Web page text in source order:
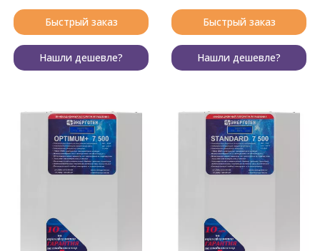
Быстрый заказ
Нашли дешевле?
Быстрый заказ
Нашли дешевле?